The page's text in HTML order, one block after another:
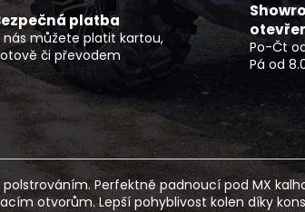
platba
nás můžete platit kartou,
či převodem
Po-Čt
Pá od
Perfektně padnoucí pod MX
otvorům. Lepší pohyblivost kolen díky